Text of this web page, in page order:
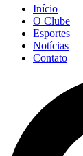
Início
O Clube
Esportes
Notícias
Contato